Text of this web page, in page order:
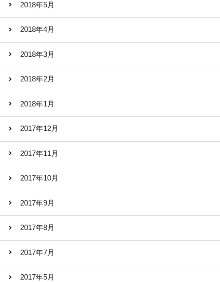
2018年5月
2018年4月
2018年3月
2018年2月
2018年1月
2017年12月
2017年11月
2017年10月
2017年9月
2017年8月
2017年7月
2017年5月